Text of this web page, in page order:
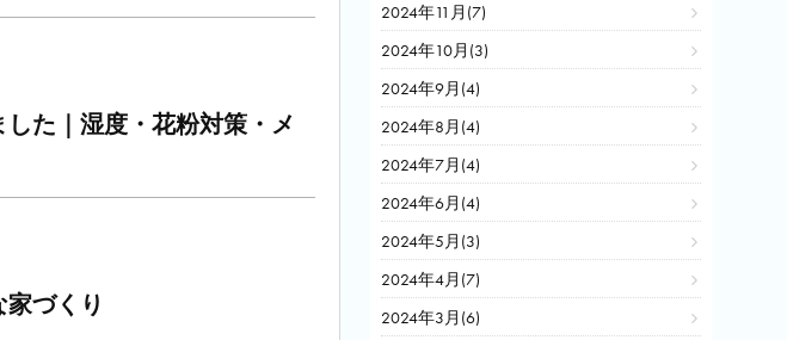
た｜湿度・花粉対策・メ
づくり
2024年11月(7)
2024年10月(3)
2024年9月(4)
2024年8月(4)
2024年7月(4)
2024年6月(4)
2024年5月(3)
2024年4月(7)
2024年3月(6)